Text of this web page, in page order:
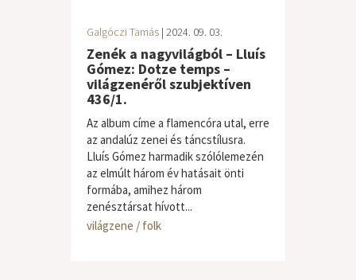
Galgóczi Tamás | 2024. 09. 03.
Zenék a nagyvilágból – Lluís
Gómez: Dotze temps –
világzenéről szubjektíven
436/1.
Az album címe a flamencóra utal, erre
az andalúz zenei és táncstílusra.
Lluís Gómez harmadik szólólemezén
az elmúlt három év hatásait önti
formába, amihez három
zenésztársat hívott...
világzene / folk